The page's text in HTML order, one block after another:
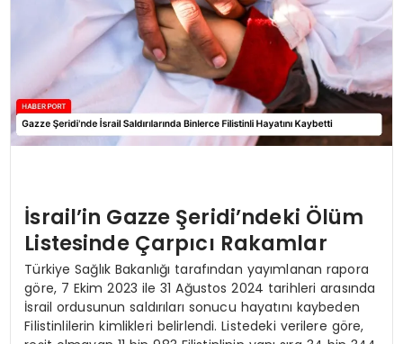
İsrail’in Gazze Şeridi’ndeki Ölüm
Listesinde Çarpıcı Rakamlar
Türkiye Sağlık Bakanlığı tarafından yayımlanan rapora
göre, 7 Ekim 2023 ile 31 Ağustos 2024 tarihleri arasında
İsrail ordusunun saldırıları sonucu hayatını kaybeden
Filistinlilerin kimlikleri belirlendi. Listedeki verilere göre,